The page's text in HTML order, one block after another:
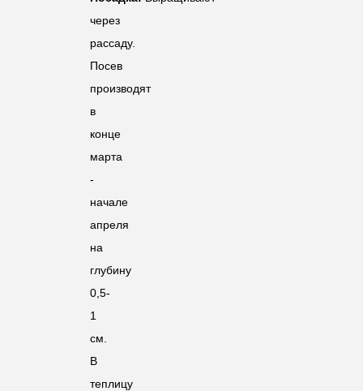
через
рассаду.
Посев
производят
в
конце
марта
-
начале
апреля
на
глубину
0,5-
1
см.
В
теплицу